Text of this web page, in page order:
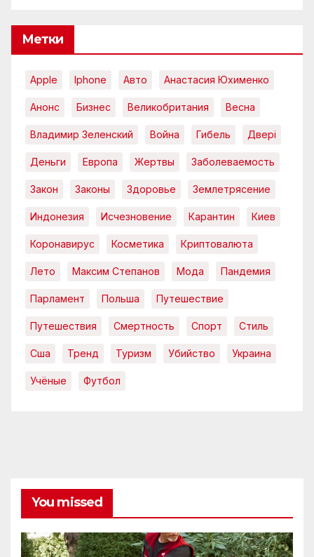
Метки
Apple Iphone Авто Анастасия Юхименко
Анонс Бизнес Великобритания Весна
Владимир Зеленский Война Гибель Двері
Деньги Европа Жертвы Заболеваемость
Закон Законы Здоровье Землетрясение
Индонезия Исчезновение Карантин Киев
Коронавирус Косметика Криптовалюта
Лето Максим Степанов Мода Пандемия
Парламент Польша Путешествие
Путешествия Смертность Спорт Стиль
Сша Тренд Туризм Убийство Украина
Учёные Футбол
You missed